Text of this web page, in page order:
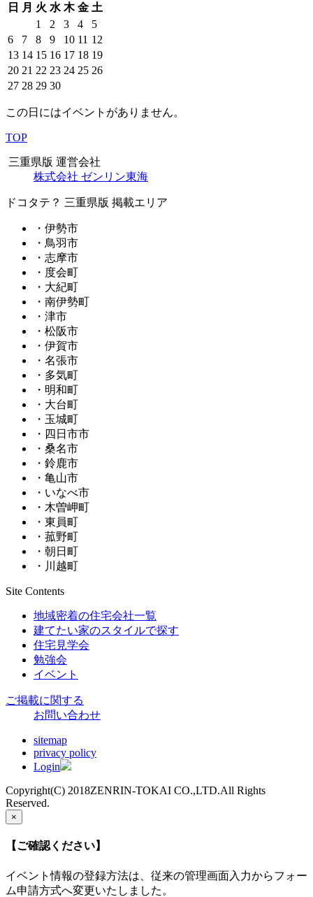
日 月 火 水 木 金 土
1
2 3 4
5
6
7 8 9 10 11 12
13 14 15 16 17 18 19
20 21 22 23 24 25 26
27 28 29 30
この日にはイベントがありません。
TOP
三重県版 運営会社
株式会社 ゼンリン東海
ドコタテ？ 三重県版 掲載エリア
・伊勢市
・鳥羽市
・志摩市
・度会町
・大紀町
・南伊勢町
・津市
・松阪市
・伊賀市
・名張市
・多気町
・明和町
・大台町
・玉城町
・四日市市
・桑名市
・鈴鹿市
・亀山市
・いなべ市
・木曽岬町
・東員町
・菰野町
・朝日町
・川越町
Site Contents
地域密着の住宅会社一覧
建てたい家のスタイルで探す
住宅見学会
勉強会
イベント
ご掲載に関する
お問い合わせ
sitemap
privacy policy
Login
Copyright(C) 2018ZENRIN-TOKAI CO.,LTD.All Rights
Reserved.
×
【ご確認ください】
イベント情報の登録方法は、従来の管理画面入力からフォー
ム申請方式へ変更いたしました。